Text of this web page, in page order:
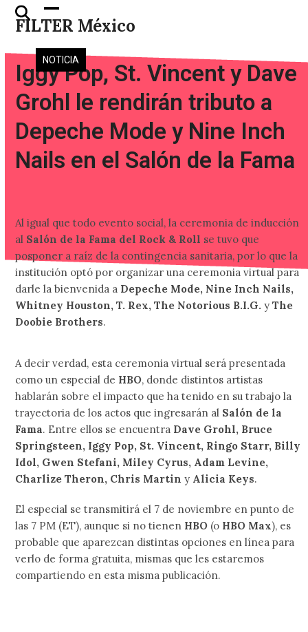
Skip
FILTER México
Open
mobile
menu
Close
mobile
menu
NOTICIA
Iggy Pop, St. Vincent y Dave
Grohl le rendirán tributo a
Depeche Mode y Nine Inch
Nails en el Salón de la Fama
Al igual que todo evento social, la ceremonia de inducción
al Salón de la Fama del Rock & Roll se tuvo que
posponer a raíz de la contingencia sanitaria, por lo que la
institución optó por organizar una ceremonia virtual para
darle la bienvenida a Depeche Mode, Nine Inch Nails,
Whitney Houston, T. Rex, The Notorious B.I.G.yThe
Doobie Brothers.
A decir verdad, esta ceremonia virtual será presentada
como un especial de HBO, donde distintos artistas
hablarán sobre el impacto que ha tenido en su trabajo la
trayectoria de los actos que ingresarán al Salón de la
Fama. Entre ellos se encuentra Dave Grohl, Bruce
Springsteen, Iggy Pop, St. Vincent, Ringo Starr, Billy
Idol, Gwen Stefani, Miley Cyrus, Adam Levine,
Charlize Theron, Chris Martiny Alicia Keys.
El especial se transmitirá el 7 de noviembre en punto de
las 7 PM (ET), aunque si no tienen HBO (o HBO Max), es
probable que aparezcan distintas opciones en línea para
verlo de forma gratuita, mismas que les estaremos
compartiendo en esta misma publicación.